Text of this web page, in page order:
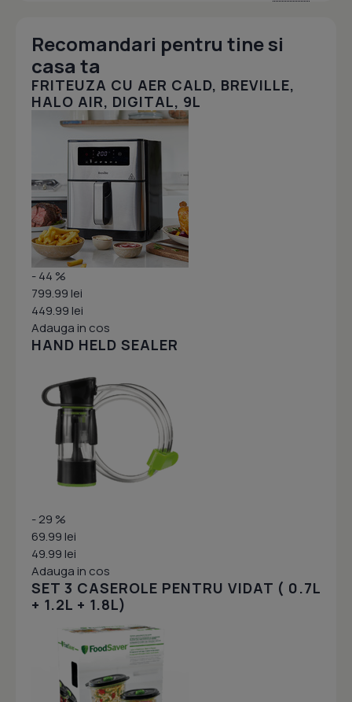
Recomandari pentru tine si
casa ta
FRITEUZA CU AER CALD, BREVILLE,
HALO AIR, DIGITAL, 9L
- 44 %
799.99 lei
449.99 lei
Adauga in cos
HAND HELD SEALER
- 29 %
69.99 lei
49.99 lei
Adauga in cos
SET 3 CASEROLE PENTRU VIDAT ( 0.7L
+ 1.2L + 1.8L)